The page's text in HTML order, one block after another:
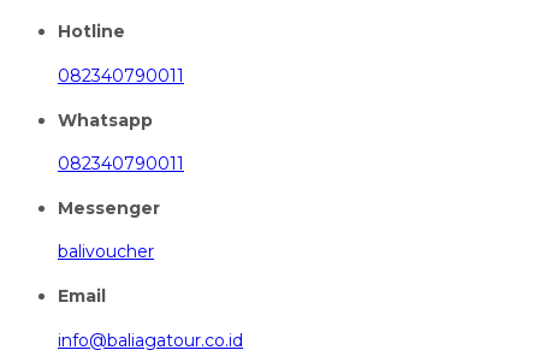
Hotline
082340790011
Whatsapp
082340790011
Messenger
balivoucher
Email
info@baliagatour.co.id